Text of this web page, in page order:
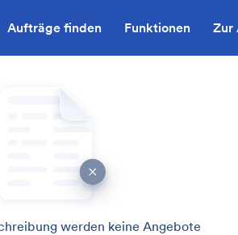
Aufträge finden Funktionen Zur
werden keine Angebote